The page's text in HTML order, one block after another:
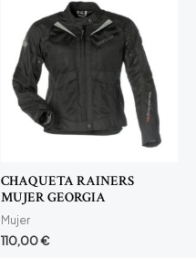
CHAQUETA RAINERS
MUJER GEORGIA
Mujer
110,00€